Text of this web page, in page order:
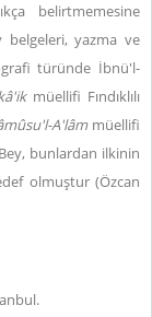
belirtmemesine
belgeleri, yazma ve
türünde İbnü'l-
müellifi Fındıklılı
A'lâmmüellifi
bunlardan ilkinin
olmuştur (Özcan